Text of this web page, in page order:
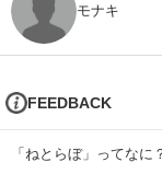
モナキ
FEEDBACK
「ねとらぼ」ってなに